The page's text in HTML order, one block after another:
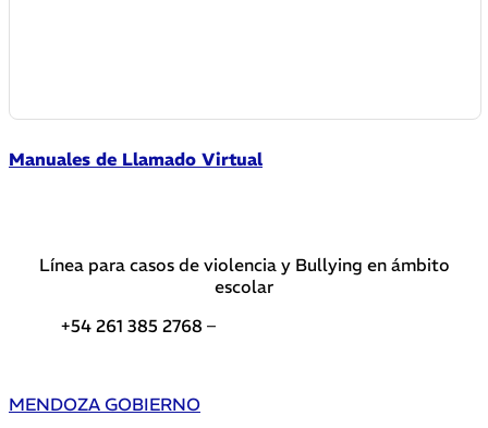
Manuales de Llamado Virtual
Línea para casos de violencia y Bullying en ámbito
escolar
+54 261 385 2768 –
MENDOZA GOBIERNO